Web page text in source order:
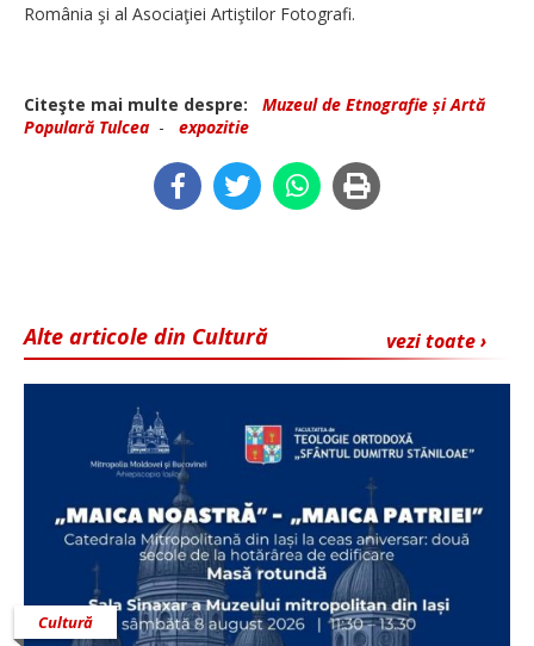
România şi al Asociaţiei Artiştilor Fotografi.
Citeşte mai multe despre:
Muzeul de Etnografie și Artă
Populară Tulcea - expozitie
vezi toate ›
Alte articole din Cultură
Cultură